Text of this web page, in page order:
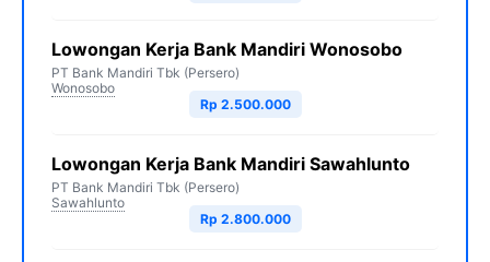
Lowongan Kerja Bank Mandiri Wonosobo
PT Bank Mandiri Tbk (Persero)
Wonosobo
Rp 2.500.000
Lowongan Kerja Bank Mandiri Sawahlunto
PT Bank Mandiri Tbk (Persero)
Sawahlunto
Rp 2.800.000